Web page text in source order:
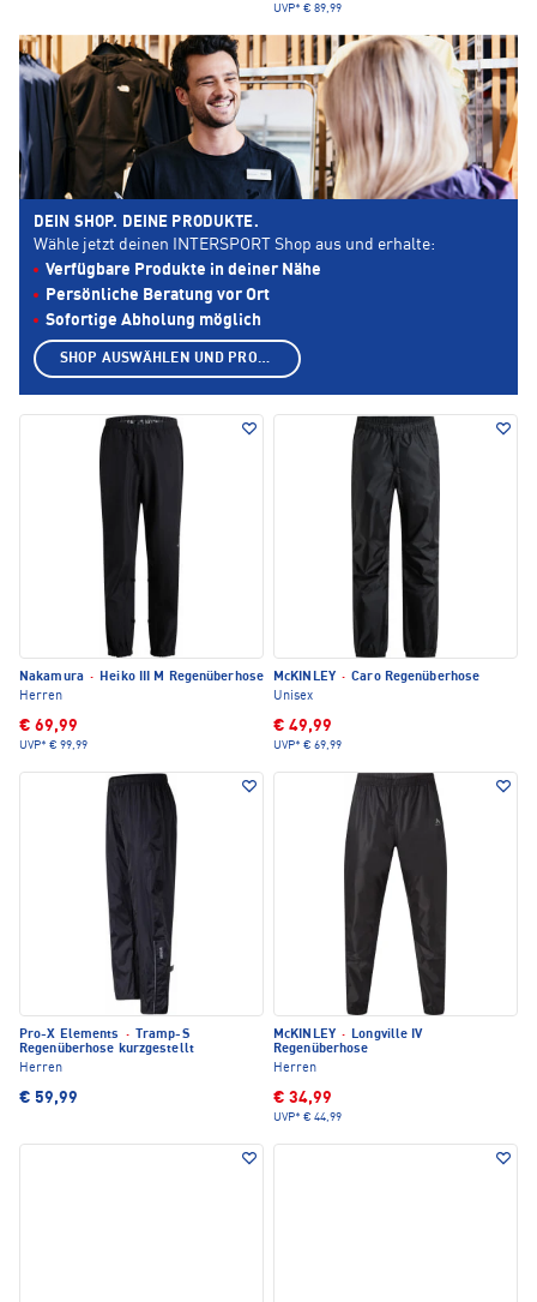
UVP* € 89,99
Nakamura · Heiko III M Regenüberhose
Herren
€ 69,99
UVP* € 99,99
McKINLEY · Caro Regenüberhose
Unisex
€ 49,99
UVP* € 69,99
Pro-X Elements ·
Tramp-S
Regenüberhose kurzgestellt
Herren
€ 59,99
McKINLEY · Longville IV
Regenüberhose
Herren
€ 34,99
UVP* € 44,99
DEIN SHOP. DEINE PRODUKTE.
Wähle jetzt deinen INTERSPORT Shop aus und erhalte:
Verfügbare Produkte in deiner Nähe
Persönliche Beratung vor Ort
Sofortige Abholung möglich
SHOP AUSWÄHLEN UND PRODUKTE ANZEIGEN